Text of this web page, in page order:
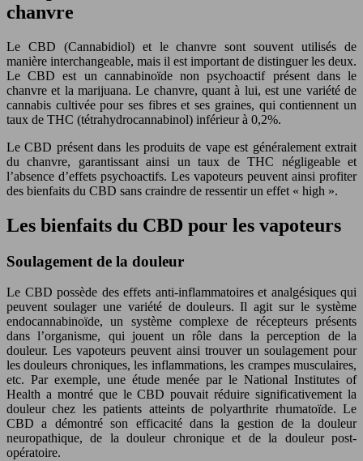
chanvre
Le CBD (Cannabidiol) et le chanvre sont souvent utilisés de
manière interchangeable, mais il est important de distinguer les deux.
Le CBD est un cannabinoïde non psychoactif présent dans le
chanvre et la marijuana. Le chanvre, quant à lui, est une variété de
cannabis cultivée pour ses fibres et ses graines, qui contiennent un
taux de THC (tétrahydrocannabinol) inférieur à 0,2%.
Le CBD présent dans les produits de vape est généralement extrait
du chanvre, garantissant ainsi un taux de THC négligeable et
l’absence d’effets psychoactifs. Les vapoteurs peuvent ainsi profiter
des bienfaits du CBD sans craindre de ressentir un effet « high ».
Les bienfaits du CBD pour les vapoteurs
Soulagement de la douleur
Le CBD possède des effets anti-inflammatoires et analgésiques qui
peuvent soulager une variété de douleurs. Il agit sur le système
endocannabinoïde, un système complexe de récepteurs présents
dans l’organisme, qui jouent un rôle dans la perception de la
douleur. Les vapoteurs peuvent ainsi trouver un soulagement pour
les douleurs chroniques, les inflammations, les crampes musculaires,
etc. Par exemple, une étude menée par le National Institutes of
Health a montré que le CBD pouvait réduire significativement la
douleur chez les patients atteints de polyarthrite rhumatoïde. Le
CBD a démontré son efficacité dans la gestion de la douleur
neuropathique, de la douleur chronique et de la douleur post-
opératoire.